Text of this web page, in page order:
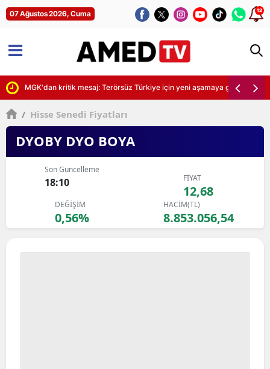
07 Ağustos 2026, Cuma 12
kritik saat uyarısı
MGK'dan kritik mesaj: Terörsüz Türkiye için yeni aşamaya geçiliyor
/ Hisse Senedi Fiyatları
DYOBY DYO BOYA
Son Güncelleme
18:10 FİYAT
12,68
DEĞİŞİM
0,56%
HACİM(TL)
8.853.056,54